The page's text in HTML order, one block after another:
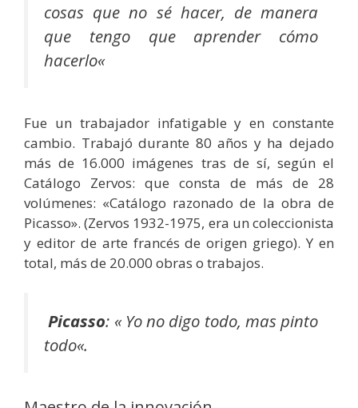
cosas que no sé hacer, de manera
que tengo que aprender cómo
hacerlo«
Fue un trabajador infatigable y en constante
cambio. Trabajó durante 80 años y ha dejado
más de 16.000 imágenes tras de sí, según el
Catálogo Zervos: que consta de más de 28
volúmenes: «Catálogo razonado de la obra de
Picasso». (Zervos 1932-1975, era un coleccionista
y editor de arte francés de origen griego). Y en
total, más de 20.000 obras o trabajos.
Picasso: «Yo no digo todo, mas pinto
todo«.